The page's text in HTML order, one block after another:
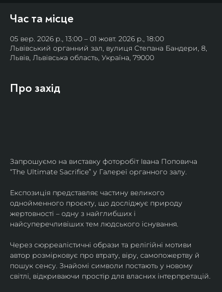
Час та місце
05 вер. 2026 р., 13:00 – 01 жовт. 2026 р., 18:00
Львівський органний зал, вулиця Степана Бандери, 8,
Львів, Львівська область, Україна, 79000
Про захід
Запрошуємо на виставку фоторобіт Івана Поповича
“The Ultimate Sacrifice” у Галереї органного залу.
Експозиція представляє частину великого
однойменного проєкту, що досліджує природу
жертовності – одну з найглибших і
найсуперечливіших тем людського існування.
Через сюрреалістичні образи та релігійні мотиви
автор розмірковує про втрату, віру, самопожертву й
пошук сенсу. Знайомі символи постають у новому
світлі, відкриваючи простір для власних інтерпретацій.